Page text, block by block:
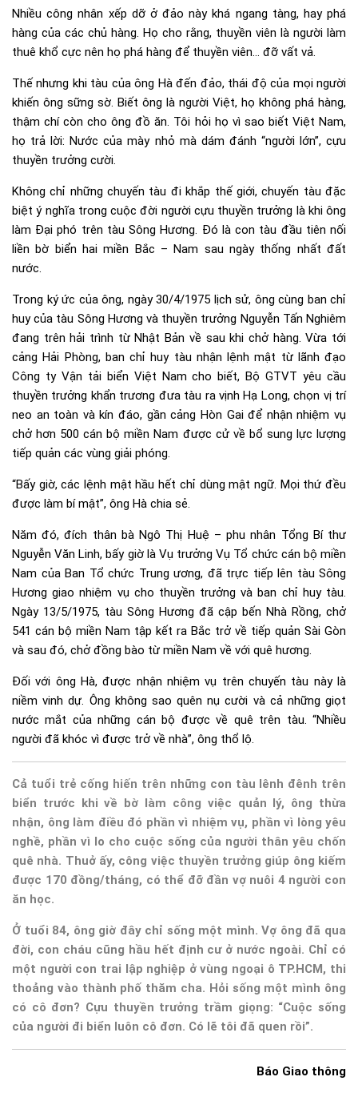
Nhiều công nhân xếp dỡ ở đảo này khá ngang tàng, hay phá
hàng của các chủ hàng. Họ cho rằng, thuyền viên là người làm
thuê khổ cực nên họ phá hàng để thuyền viên… đỡ vất vả.
Thế nhưng khi tàu của ông Hà đến đảo, thái độ của mọi người
khiến ông sững sờ. Biết ông là người Việt, họ không phá hàng,
thậm chí còn cho ông đồ ăn. Tôi hỏi họ vì sao biết Việt Nam,
họ trả lời: Nước của mày nhỏ mà dám đánh “người lớn”, cựu
thuyền trưởng cười.
Không chỉ những chuyến tàu đi khắp thế giới, chuyến tàu đặc
biệt ý nghĩa trong cuộc đời người cựu thuyền trưởng là khi ông
làm Đại phó trên tàu Sông Hương. Đó là con tàu đầu tiên nối
liền bờ biển hai miền Bắc – Nam sau ngày thống nhất đất
nước.
Trong ký ức của ông, ngày 30/4/1975 lịch sử, ông cùng ban chỉ
huy của tàu Sông Hương và thuyền trưởng Nguyễn Tấn Nghiêm
đang trên hải trình từ Nhật Bản về sau khi chở hàng. Vừa tới
cảng Hải Phòng, ban chỉ huy tàu nhận lệnh mật từ lãnh đạo
Công ty Vận tải biển Việt Nam cho biết, Bộ GTVT yêu cầu
thuyền trưởng khẩn trương đưa tàu ra vịnh Hạ Long, chọn vị trí
neo an toàn và kín đáo, gần cảng Hòn Gai để nhận nhiệm vụ
chở hơn 500 cán bộ miền Nam được cử về bổ sung lực lượng
tiếp quản các vùng giải phóng.
“Bấy giờ, các lệnh mật hầu hết chỉ dùng mật ngữ. Mọi thứ đều
được làm bí mật”, ông Hà chia sẻ.
Năm đó, đích thân bà Ngô Thị Huệ – phu nhân Tổng Bí thư
Nguyễn Văn Linh, bấy giờ là Vụ trưởng Vụ Tổ chức cán bộ miền
Nam của Ban Tổ chức Trung ương, đã trực tiếp lên tàu Sông
Hương giao nhiệm vụ cho thuyền trưởng và ban chỉ huy tàu.
Ngày 13/5/1975, tàu Sông Hương đã cập bến Nhà Rồng, chở
541 cán bộ miền Nam tập kết ra Bắc trở về tiếp quản Sài Gòn
và sau đó, chở đồng bào từ miền Nam về với quê hương.
Đối với ông Hà, được nhận nhiệm vụ trên chuyến tàu này là
niềm vinh dự. Ông không sao quên nụ cười và cả những giọt
nước mắt của những cán bộ được về quê trên tàu. “Nhiều
người đã khóc vì được trở về nhà”, ông thổ lộ.
Cả tuổi trẻ cống hiến trên những con tàu lênh đênh trên
biển trước khi về bờ làm công việc quản lý, ông thừa
nhận, ông làm điều đó phần vì nhiệm vụ, phần vì lòng yêu
nghề, phần vì lo cho cuộc sống của người thân yêu chốn
quê nhà. Thuở ấy, công việc thuyền trưởng giúp ông kiếm
được 170 đồng/tháng, có thể đỡ đần vợ nuôi 4 người con
ăn học.
Ở tuổi 84, ông giờ đây chỉ sống một mình. Vợ ông đã qua
đời, con cháu cũng hầu hết định cư ở nước ngoài. Chỉ có
một người con trai lập nghiệp ở vùng ngoại ô TP.HCM, thi
thoảng vào thành phố thăm cha. Hỏi sống một mình ông
có cô đơn? Cựu thuyền trưởng trầm giọng: “Cuộc sống
của người đi biển luôn cô đơn. Có lẽ tôi đã quen rồi”.
Báo Giao thông